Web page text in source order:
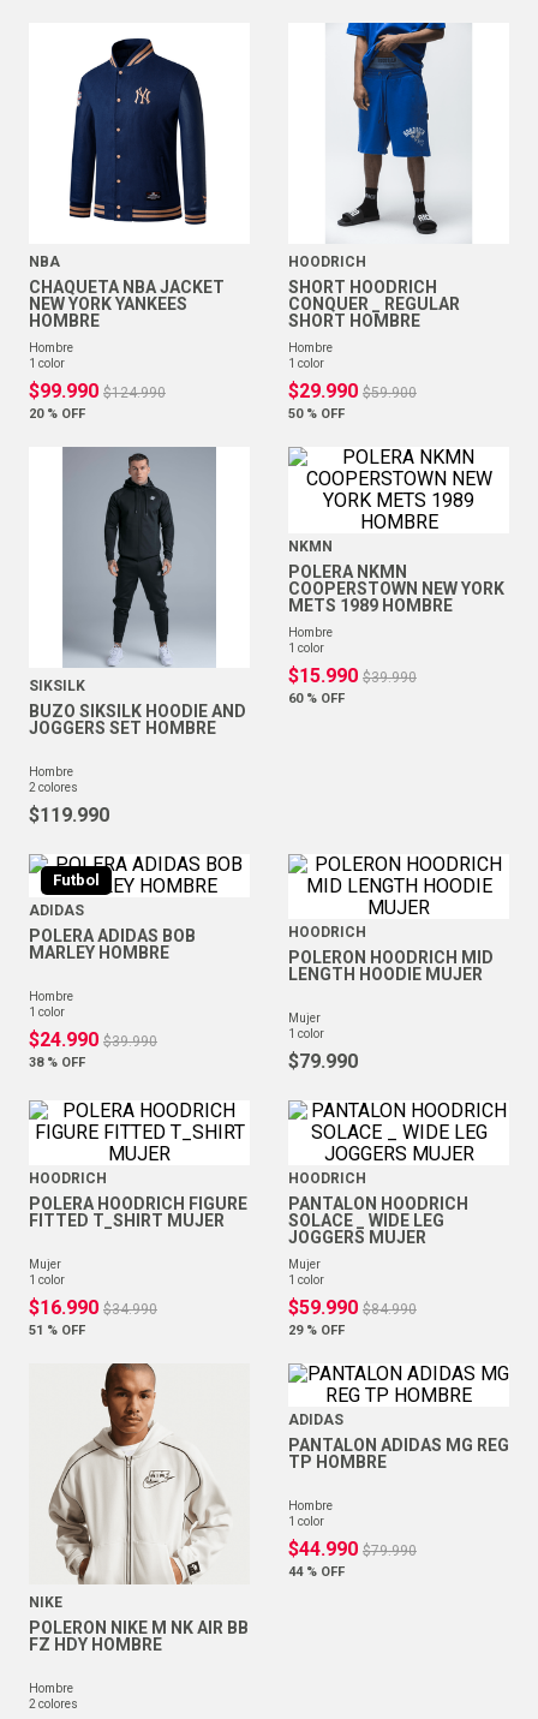
NBA
CHAQUETA NBA JACKET
NEW YORK YANKEES
HOMBRE
hombre
1 color
$99.990 $124.990
20 % OFF
HOODRICH
SHORT HOODRICH
CONQUER _ REGULAR
SHORT HOMBRE
hombre
1 color
$29.990 $59.900
50 % OFF
SIKSILK
BUZO SIKSILK HOODIE AND
JOGGERS SET HOMBRE
hombre
2 colores
$119.990
NKMN
POLERA NKMN
COOPERSTOWN NEW YORK
METS 1989 HOMBRE
hombre
1 color
$15.990 $39.990
60 % OFF
Futbol
ADIDAS
POLERA ADIDAS BOB
MARLEY HOMBRE
hombre
1 color
$24.990 $39.990
38 % OFF
HOODRICH
POLERON HOODRICH MID
LENGTH HOODIE MUJER
mujer
1 color
$79.990
HOODRICH
POLERA HOODRICH FIGURE
FITTED T_SHIRT MUJER
mujer
1 color
$16.990 $34.990
51 % OFF
HOODRICH
PANTALON HOODRICH
SOLACE _ WIDE LEG
JOGGERS MUJER
mujer
1 color
$59.990 $84.990
29 % OFF
NIKE
POLERON NIKE M NK AIR BB
FZ HDY HOMBRE
hombre
2 colores
ADIDAS
PANTALON ADIDAS MG REG
TP HOMBRE
hombre
1 color
$44.990 $79.990
44 % OFF